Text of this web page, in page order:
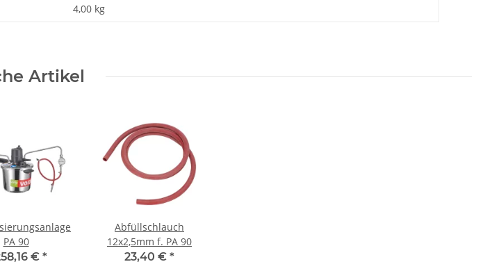
4,00 kg
Artikel
PA 90
€ *
Abfüllschlauch
12x2,5mm f. PA 90
23,40 € *